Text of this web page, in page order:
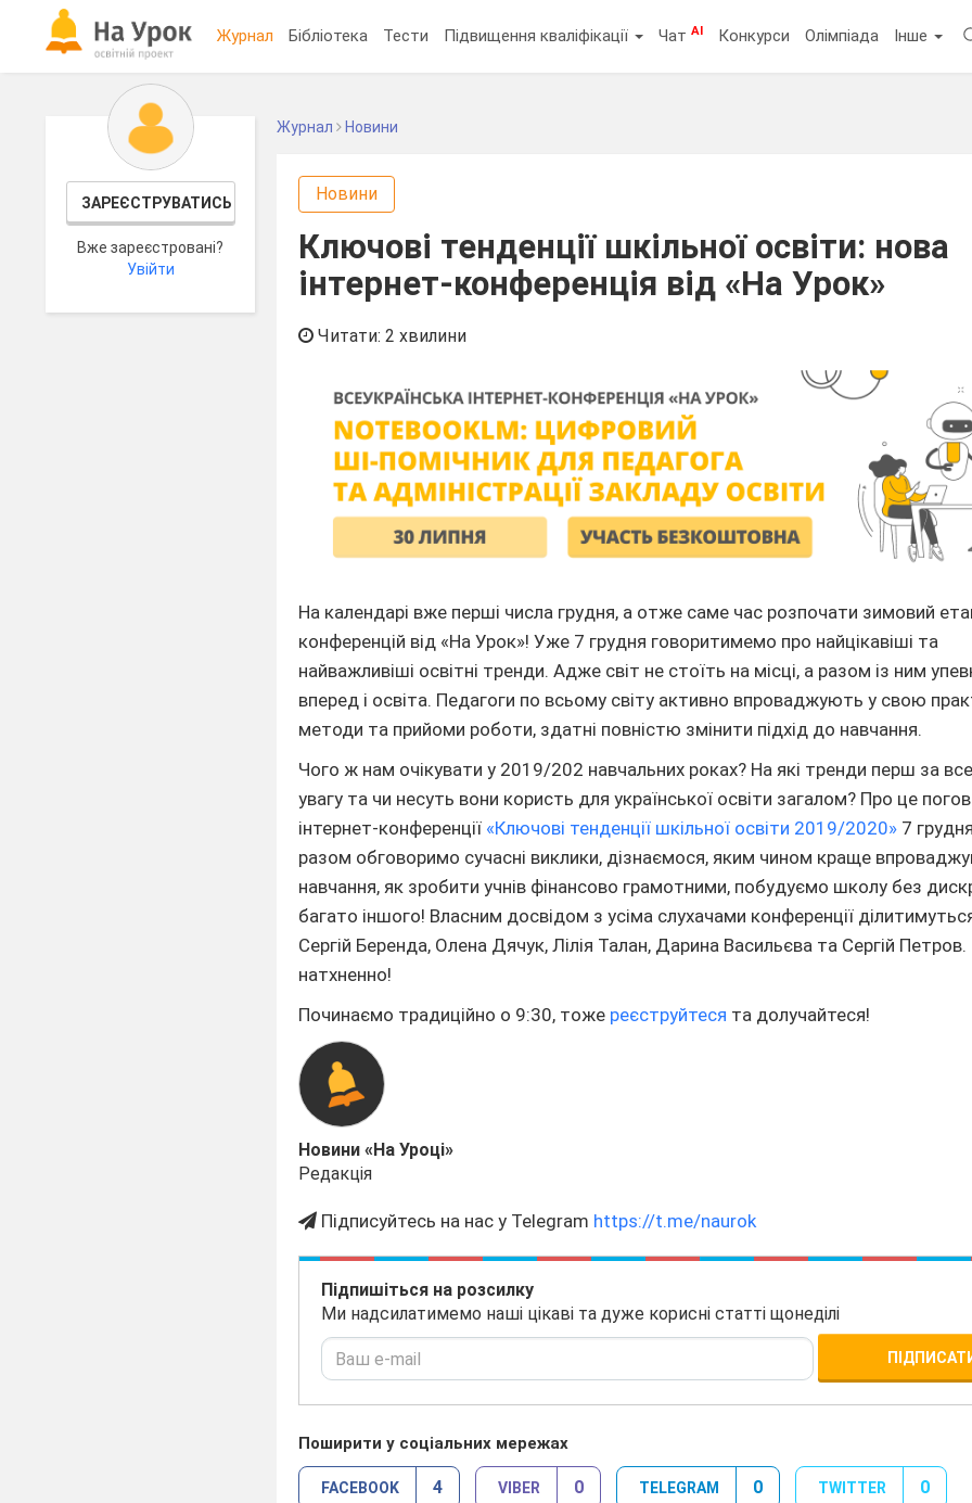
Журнал Бібліотека Тести Підвищення кваліфікації ЧатAI Конкурси Олімпіада Інше
ЗАРЕЄСТРУВАТИСЬ
Вже зареєстровані?
Увійти
Журнал Новини
Новини
Ключові тенденції шкільної освіти: нова
інтернет-конференція від «На Урок»
Читати: 2 хвилини
На календарі вже перші числа грудня, а отже саме час розпочати зимовий
конференцій від «На Урок»! Уже 7 грудня говоритимемо про найцікавіші та
найважливіші освітні тренди. Адже світ не стоїть на місці, а разом із ним
вперед і освіта. Педагоги по всьому світу активно впроваджують у свою
методи та прийоми роботи, здатні повністю змінити підхід до навчання.
Чого ж нам очікувати у 2019/202 навчальних роках? На які тренди перш за
увагу та чи несуть вони користь для української освіти загалом? Про це
інтернет-конференції «Ключові тенденції шкільної освіти 2019/2020» 7
разом обговоримо сучасні виклики, дізнаємося, яким чином краще
навчання, як зробити учнів фінансово грамотними, побудуємо школу без
багато іншого! Власним досвідом з усіма слухачами конференції
Сергій Беренда, Олена Дячук, Лілія Талан, Дарина Васильєва та Сергій
натхненно!
Починаємо традиційно о 9:30, тоже реєструйтеся та долучайтеся!
Новини «На Уроці»
Редакція
Підписуйтесь на нас у Telegram https://t.me/naurok
Підпишіться на розсилку
Ми надсилатимемо наші цікаві та дуже корисні статті щонеділі
Поширити у соціальних мережах
FACEBOOK 4 VIBER 0 TELEGRAM 0 TWITTER 0